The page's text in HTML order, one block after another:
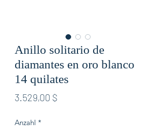
Anillo solitario de
diamantes en oro blanco
14 quilates
3.529,00 $
Anzahl *